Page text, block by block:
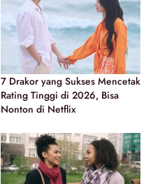
7 Drakor yang Sukses Mencetak
Rating Tinggi di 2026, Bisa
Nonton di Netflix